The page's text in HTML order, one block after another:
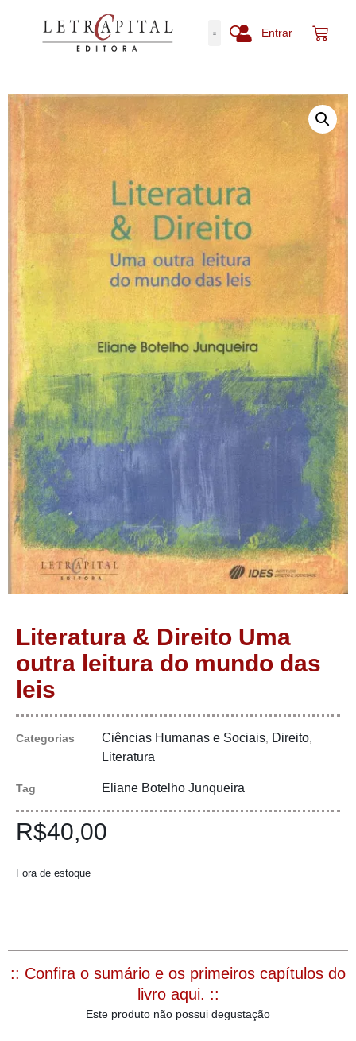
Entrar
Literatura & Direito Uma
outra leitura do mundo das
leis
Categorias Ciências Humanas e Sociais Direito
Literatura
Tag Eliane Botelho Junqueira
R$40,00
Fora de estoque
:: Confira o sumário e os primeiros capítulos do
livro aqui. ::
Este produto não possui degustação